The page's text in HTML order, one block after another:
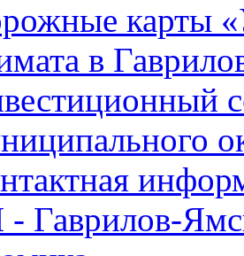
карты
в
Гаврилов-